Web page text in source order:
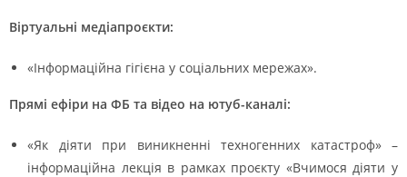
Віртуальні медіапроєкти:
«Інформаційна гігієна у соціальних мережах».
Прямі ефіри на ФБ та відео на ютуб-каналі:
«Як діяти при виникненні техногенних катастроф» –
інформаційна лекція в рамках проєкту «Вчимося діяти у